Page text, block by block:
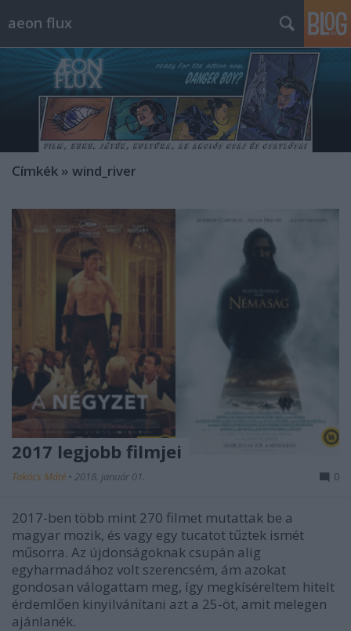
aeon flux
Címkék » wind_river
2017 legjobb filmjei
Takács Máté • 2018. január 01. 0
2017-ben több mint 270 filmet mutattak be a
magyar mozik, és vagy egy tucatot tűztek ismét
műsorra. Az újdonságoknak csupán alig
egyharmadához volt szerencsém, ám azokat
gondosan válogattam meg, így megkíséreltem hitelt
érdemlően kinyilvánítani azt a 25-öt, amit melegen
ajánlanék.